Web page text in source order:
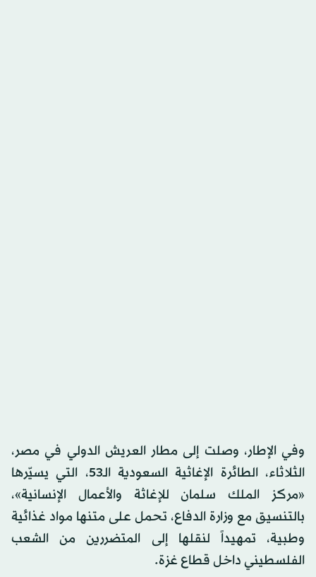
وفي الإطار، وصلت إلى مطار العريش الدولي في مصر،
الثلاثاء، الطائرة الإغاثية السعودية الـ53، التي يسيّرها
«مركز الملك سلمان للإغاثة والأعمال الإنسانية»،
بالتنسيق مع وزارة الدفاع، تحمل على متنها مواد غذائية
وطبية، تمهيداً لنقلها إلى المتضررين من الشعب
الفلسطيني داخل قطاع غزة.